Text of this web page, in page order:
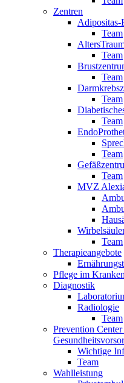
Zentren
Team
Team
Team
Team
Team
Team
Team
MVZ
Team
Therapieangebote
Pflege im
Diagnostik
Radiologie
Team
Prevention
Wichtige
Team
Wahlleistung